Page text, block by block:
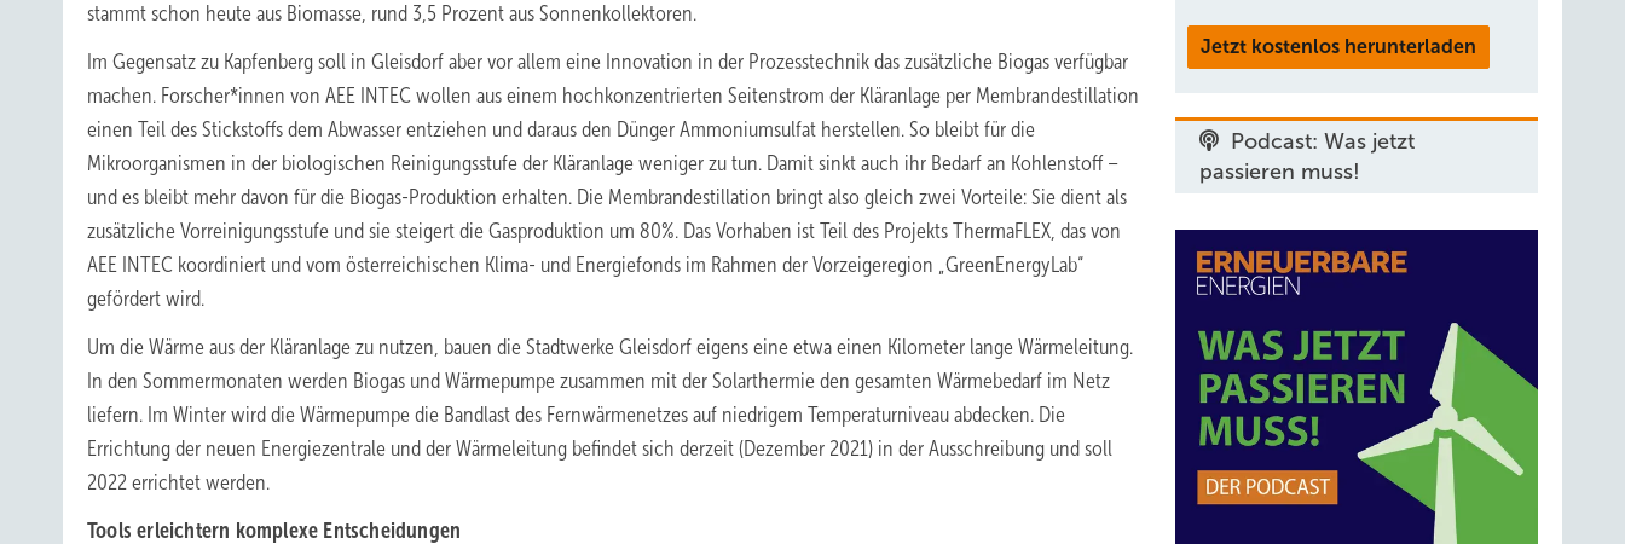
stammt schon heute aus Biomasse, rund 3,5 Prozent aus Sonnenkollektoren.
Im Gegensatz zu Kapfenberg soll in Gleisdorf aber vor allem eine Innovation in der Prozesstechnik das zusätzliche Biogas verfügbar
machen. Forscher*innen von AEE INTEC wollen aus einem hochkonzentrierten Seitenstrom der Kläranlage per Membrandestillation
einen Teil des Stickstoffs dem Abwasser entziehen und daraus den Dünger Ammoniumsulfat herstellen. So bleibt für die
Mikroorganismen in der biologischen Reinigungsstufe der Kläranlage weniger zu tun. Damit sinkt auch ihr Bedarf an Kohlenstoff –
und es bleibt mehr davon für die Biogas-Produktion erhalten. Die Membrandestillation bringt also gleich zwei Vorteile: Sie dient als
zusätzliche Vorreinigungsstufe und sie steigert die Gasproduktion um 80%. Das Vorhaben ist Teil des Projekts ThermaFLEX, das von
AEE INTEC koordiniert und vom österreichischen Klima- und Energiefonds im Rahmen der Vorzeigeregion „GreenEnergyLab“
gefördert wird.
Um die Wärme aus der Kläranlage zu nutzen, bauen die Stadtwerke Gleisdorf eigens eine etwa einen Kilometer lange Wärmeleitung.
In den Sommermonaten werden Biogas und Wärmepumpe zusammen mit der Solarthermie den gesamten Wärmebedarf im Netz
liefern. Im Winter wird die Wärmepumpe die Bandlast des Fernwärmenetzes auf niedrigem Temperaturniveau abdecken. Die
Errichtung der neuen Energiezentrale und der Wärmeleitung befindet sich derzeit (Dezember 2021) in der Ausschreibung und soll
2022 errichtet werden.
Tools erleichtern komplexe Entscheidungen
Jetzt kostenlos herunterladen
Podcast: Was jetzt
passieren muss!